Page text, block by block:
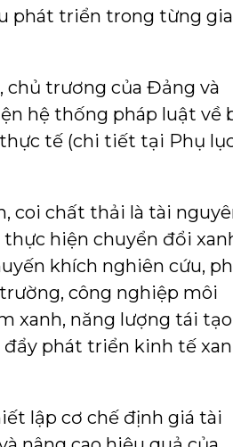
phát triển trong từng
chủ trương của Đảng và
hệ thống pháp luật về
tế (chi tiết tại Phụ
coi chất thải là tài
hiện chuyển đổi
khích nghiên cứu,
công nghiệp môi
xanh, năng lượng tái
phát triển kinh tế
lập cơ chế định giá tài